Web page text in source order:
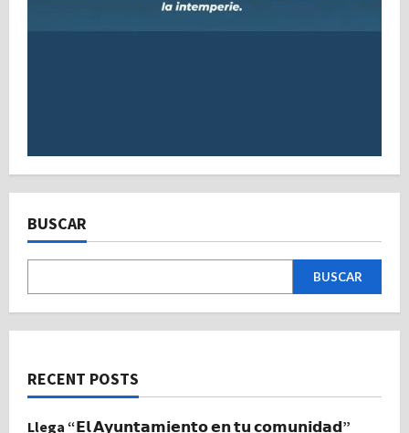
BUSCAR
BUSCAR
RECENT POSTS
Llega “𝗘𝗹 𝗔𝘆𝘂𝗻𝘁𝗮𝗺𝗶𝗲𝗻𝘁𝗼 𝗲𝗻 𝘁𝘂 𝗰𝗼𝗺𝘂𝗻𝗶𝗱𝗮𝗱”